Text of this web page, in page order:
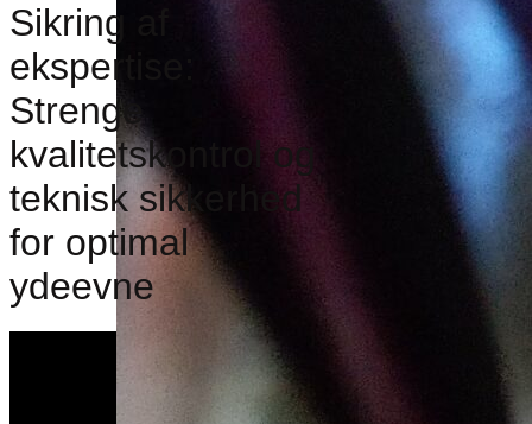
Sikring af
ekspertise:
Strenge
kvalitetskontrol og
teknisk sikkerhed
for optimal
ydeevne